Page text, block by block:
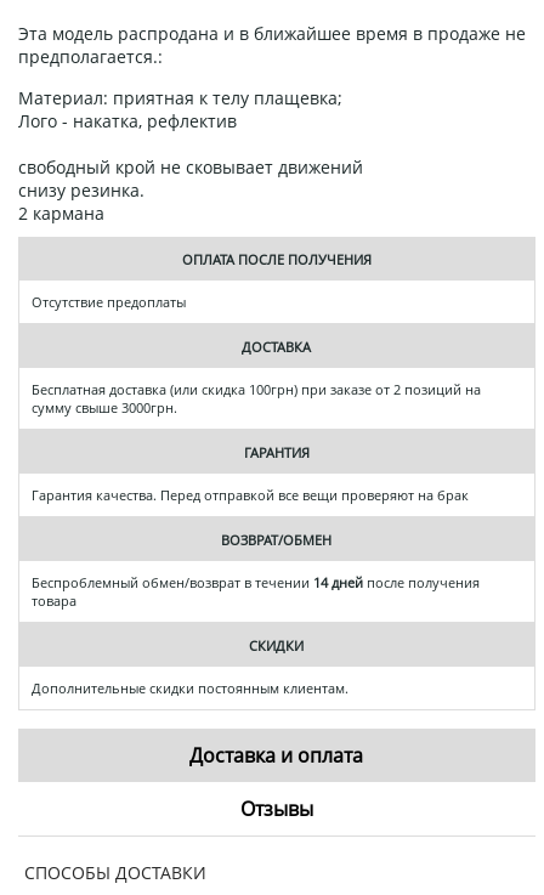
Эта модель распродана и в ближайшее время в продаже не
предполагается.:
Материал: приятная к телу плащевка;
Лого - накатка, рефлектив
свободный крой не сковывает движений
снизу резинка.
2 кармана
ОПЛАТА ПОСЛЕ ПОЛУЧЕНИЯ
Отсутствие предоплаты
ДОСТАВКА
Бесплатная доставка (или скидка 100грн) при заказе от 2 позиций на
сумму свыше 3000грн.
ГАРАНТИЯ
Гарантия качества. Перед отправкой все вещи проверяют на брак
ВОЗВРАТ/ОБМЕН
Беспроблемный обмен/возврат в течении 14 дней после получения
товара
СКИДКИ
Дополнительные скидки постоянным клиентам.
Доставка и оплата
Отзывы
СПОСОБЫ ДОСТАВКИ